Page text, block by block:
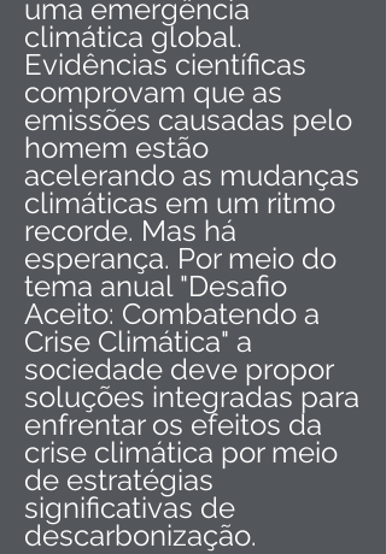
uma emergência
climática global.
Evidências científicas
comprovam que as
emissões causadas pelo
homem estão
acelerando as mudanças
climáticas em um ritmo
recorde. Mas há
esperança. Por meio do
tema anual "Desafio
Aceito: Combatendo a
Crise Climática" a
sociedade deve propor
soluções integradas para
enfrentar os efeitos da
crise climática por meio
de estratégias
significativas de
descarbonização.